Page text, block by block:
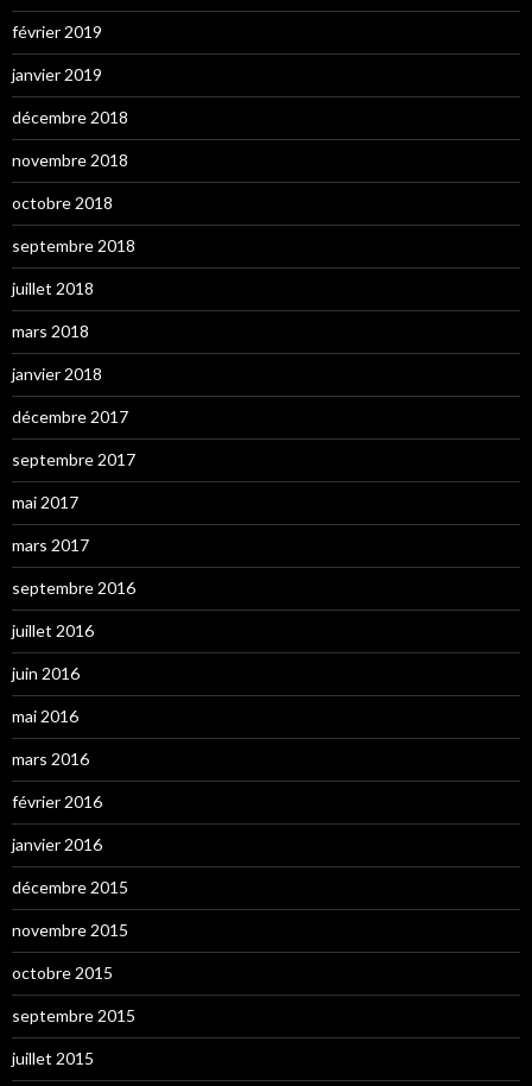
février 2019
janvier 2019
décembre 2018
novembre 2018
octobre 2018
septembre 2018
juillet 2018
mars 2018
janvier 2018
décembre 2017
septembre 2017
mai 2017
mars 2017
septembre 2016
juillet 2016
juin 2016
mai 2016
mars 2016
février 2016
janvier 2016
décembre 2015
novembre 2015
octobre 2015
septembre 2015
juillet 2015